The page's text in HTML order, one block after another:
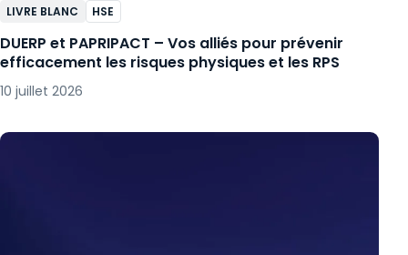
LIVRE BLANC HSE
DUERP et PAPRIPACT – Vos alliés pour prévenir
efficacement les risques physiques et les RPS
10 juillet 2026